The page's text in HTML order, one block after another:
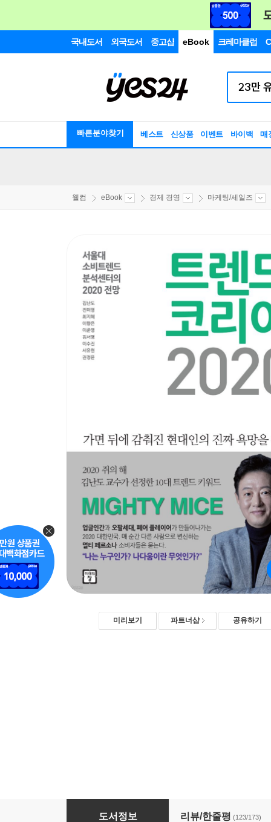
국내도서 외국도서 중고샵 eBook 크레마클럽
빠른분야찾기 베스트 신상품 이벤트 바이백 매
웰컴 eBook 경제 경영 마케팅/세일즈
미리보기 파트너샵 공유하기
트렌드 코리아 2020
도서정보 리뷰/한줄평 (123/173)